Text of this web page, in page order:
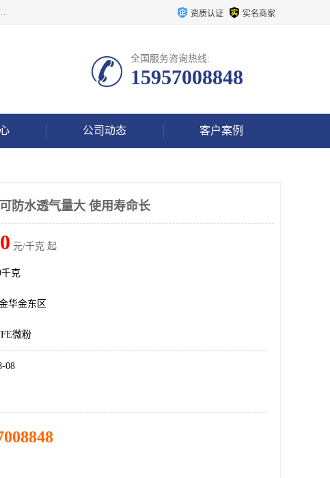
多种产品的推广流通搭建良好的服务平台。我公司主要经营产品包括：PTFE微粉、FEP微粉、ECTFE、PES微粉等，这些产品由于具有、耐腐蚀、耐高温等性能而广泛应用于许多领域。 资质认证 实名商家
全国服务咨询热线:
15957008848
公司动态 客户案例
防水透气量大 使用寿命长
元/千克 起
千克
华金东区
微粉
08